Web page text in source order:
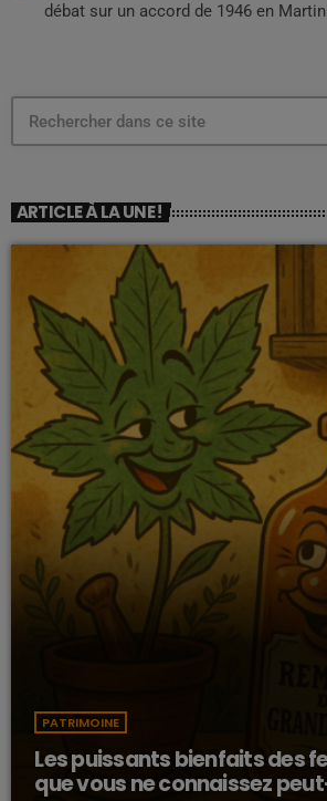
débat sur un accord de 1946 en
ARTICLE À LA UNE !
PATRIMOINE
Les puissants bienfaits des
que vous ne connaissez